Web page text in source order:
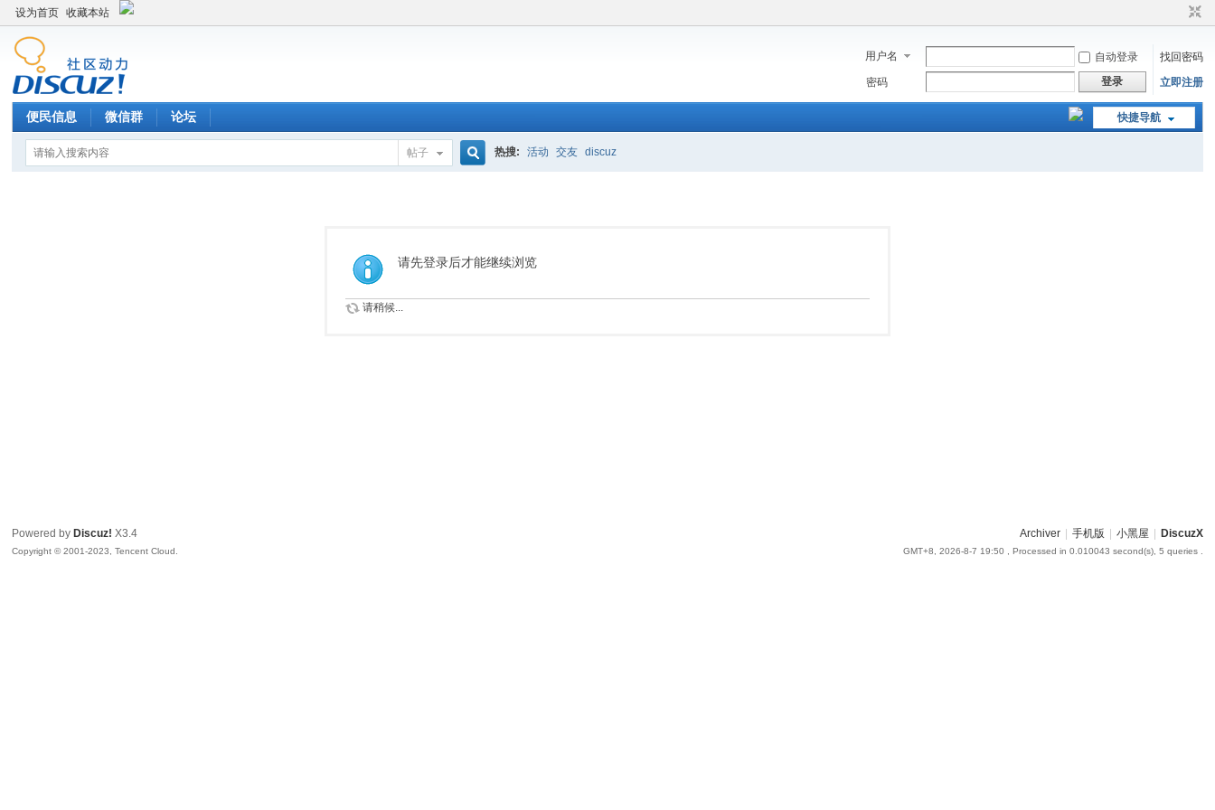
设为首页 收藏本站
用户名 自动登录
找回密码
密码
登录 立即注册
快捷导航
便民信息 微信群 论坛
帖子
索
热搜: 活动 交友 discuz
请先登录后才能继续浏览
请稍候...
Archiver 手机版 小黑屋 DiscuzX
GMT+8, 2026-8-7 19:50 , Processed in 0.010043 second(s), 5 queries .
Powered by Discuz! X3.4
Copyright © 2001-2023, Tencent Cloud.